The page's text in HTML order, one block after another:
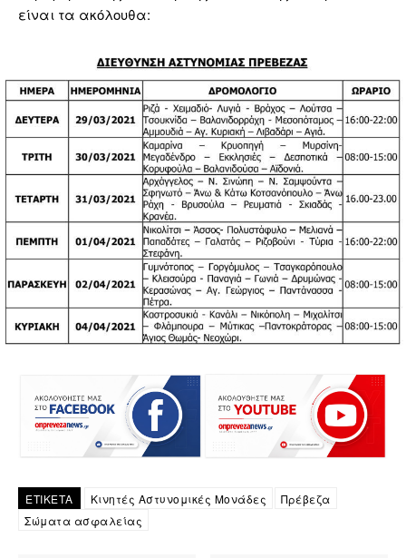
είναι τα ακόλουθα:
ΕΤΙΚΕΤΑ Κινητές Αστυνομικές Μονάδες
Πρέβεζα
Σώματα ασφαλείας